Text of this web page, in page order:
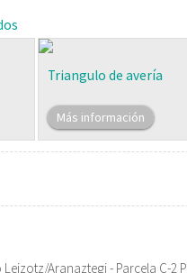
Triangulo de avería
Más información
Aranaztegi - Parcela C-2